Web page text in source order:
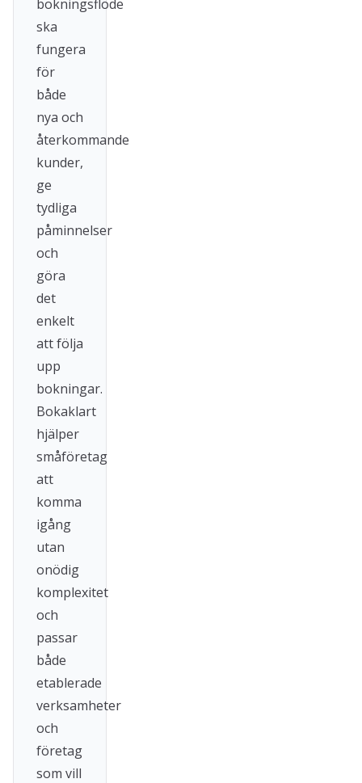
bokningsflöde
ska
fungera
för
både
nya och
återkommande
kunder,
ge
tydliga
påminnelser
och
göra
det
enkelt
att följa
upp
bokningar.
Bokaklart
hjälper
småföretag
att
komma
igång
utan
onödig
komplexitet
och
passar
både
etablerade
verksamheter
och
företag
som vill